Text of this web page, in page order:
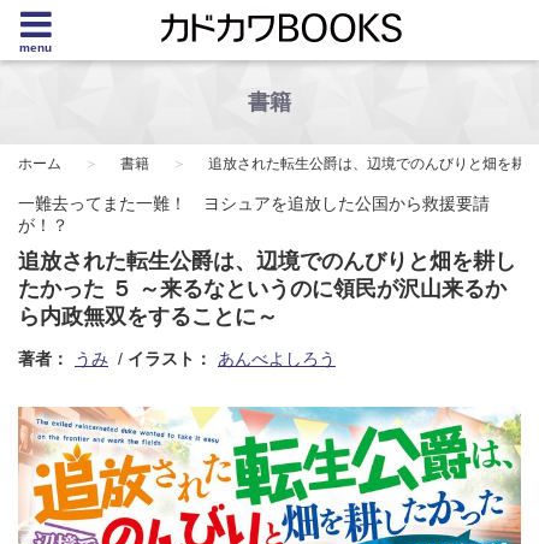
menu
書籍
ホーム 書籍 追放された転生公爵は、辺境でのんびりと畑を耕
一難去ってまた一難！ ヨシュアを追放した公国から救援要請
が！？
追放された転生公爵は、辺境でのんびりと畑を耕し
たかった ５ ～来るなというのに領民が沢山来るか
ら内政無双をすることに～
著者： うみ イラスト： あんべよしろう